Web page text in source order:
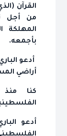
القرآن
من أجل
المهلكة
بأجمعه.
أدعو
أراضي
كنا منذ
أدعو